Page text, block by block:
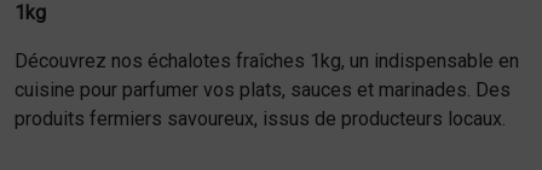
1kg
Découvrez nos échalotes fraîches 1kg, un indispensable en
cuisine pour parfumer vos plats, sauces et marinades. Des
produits fermiers savoureux, issus de producteurs locaux.